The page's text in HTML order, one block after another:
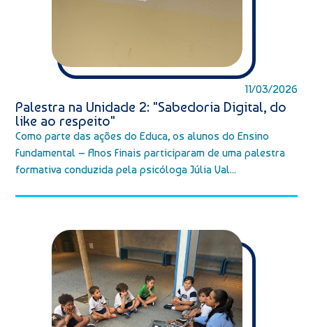
11/03/2026
Palestra na Unidade 2: "Sabedoria Digital, do
like ao respeito"
Como parte das ações do Educa, os alunos do Ensino
Fundamental – Anos Finais participaram de uma palestra
formativa conduzida pela psicóloga Júlia Val...